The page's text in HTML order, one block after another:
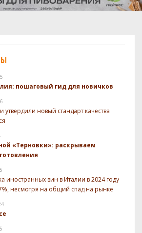
пошаговый гид для новичков
утвердили новый стандарт качества
«Терновки»: раскрываем
иностранных вин в Италии в 2024 году
несмотря на общий спад на рынке